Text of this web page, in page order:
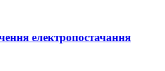
електропостачання